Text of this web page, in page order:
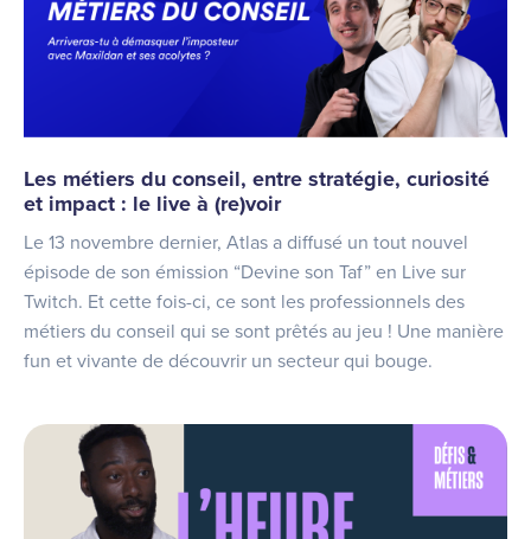
Les métiers du conseil, entre stratégie, curiosité
et impact : le live à (re)voir
Le 13 novembre dernier, Atlas a diffusé un tout nouvel
épisode de son émission “Devine son Taf” en Live sur
Twitch. Et cette fois-ci, ce sont les professionnels des
métiers du conseil qui se sont prêtés au jeu ! Une manière
fun et vivante de découvrir un secteur qui bouge.